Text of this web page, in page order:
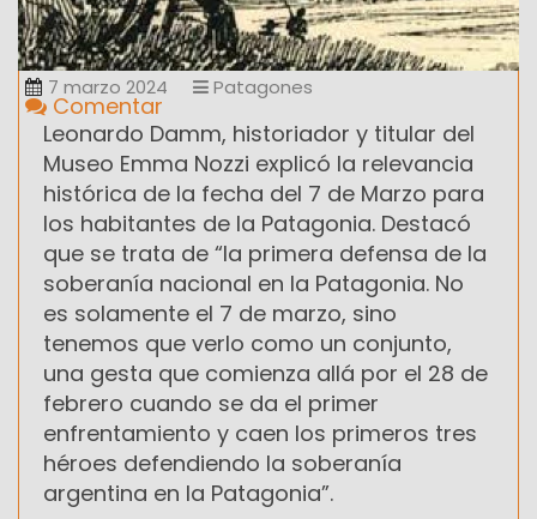
7 marzo 2024 Patagones
Comentar
Leonardo Damm, historiador y titular del
Museo Emma Nozzi explicó la relevancia
histórica de la fecha del 7 de Marzo para
los habitantes de la Patagonia. Destacó
que se trata de “la primera defensa de la
soberanía nacional en la Patagonia. No
es solamente el 7 de marzo, sino
tenemos que verlo como un conjunto,
una gesta que comienza allá por el 28 de
febrero cuando se da el primer
enfrentamiento y caen los primeros tres
héroes defendiendo la soberanía
argentina en la Patagonia”.